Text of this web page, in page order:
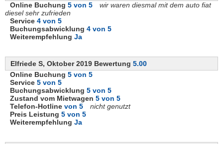
Online Buchung 5 von 5
wir waren diesmal mit dem auto fiat
diesel sehr zufrieden
Service 4 von 5
Buchungsabwicklung 4 von 5
Weiterempfehlung Ja
Elfriede S, Oktober 2019 Bewertung 5.00
Online Buchung 5 von 5
Service 5 von 5
Buchungsabwicklung 5 von 5
Zustand vom Mietwagen 5 von 5
Telefon-Hotline von 5
nicht genutzt
Preis Leistung 5 von 5
Weiterempfehlung Ja